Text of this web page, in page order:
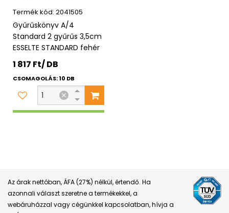
2041505
Gyűrűskönyv A/4
Standard 2 gyűrűs 3,5cm
ESSELTE STANDARD fehér
1 817 Ft/ DB
CSOMAGOLÁS: 10 DB
Az árak nettóban, ÁFA (27%) nélkül, értendő. Ha
azonnali választ szeretne a termékekkel, a
webáruházzal vagy cégünkkel kapcsolatban, hívja a